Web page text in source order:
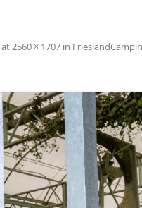
at 2560 × 1707 in